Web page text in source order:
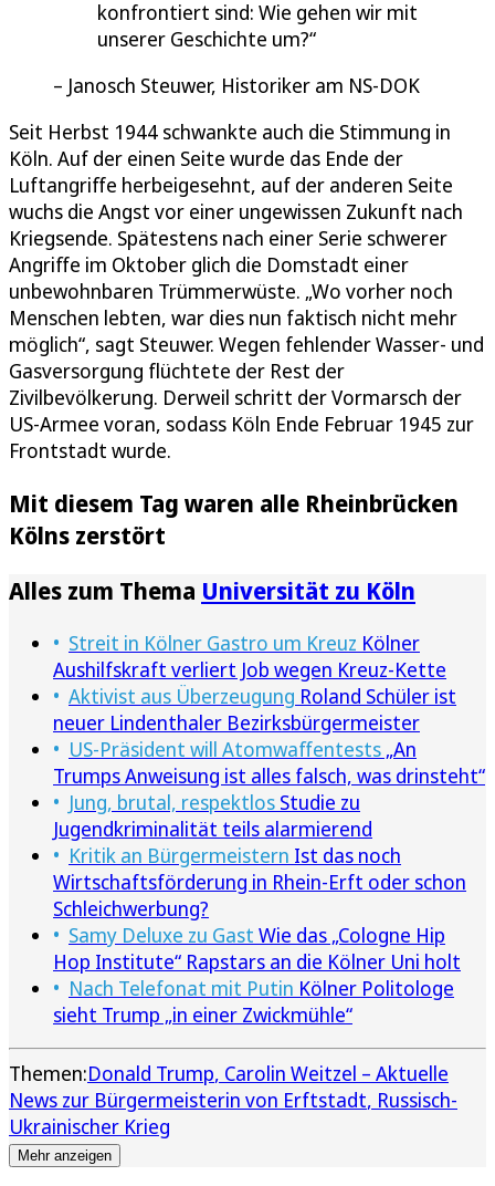
konfrontiert sind: Wie gehen wir mit
unserer Geschichte um?
Janosch Steuwer, Historiker am NS-DOK
Seit Herbst 1944 schwankte auch die Stimmung in
Köln. Auf der einen Seite wurde das Ende der
Luftangriffe herbeigesehnt, auf der anderen Seite
wuchs die Angst vor einer ungewissen Zukunft nach
Kriegsende. Spätestens nach einer Serie schwerer
Angriffe im Oktober glich die Domstadt einer
unbewohnbaren Trümmerwüste. „Wo vorher noch
Menschen lebten, war dies nun faktisch nicht mehr
möglich“, sagt Steuwer. Wegen fehlender Wasser- und
Gasversorgung flüchtete der Rest der
Zivilbevölkerung. Derweil schritt der Vormarsch der
US-Armee voran, sodass Köln Ende Februar 1945 zur
Frontstadt wurde.
Mit diesem Tag waren alle Rheinbrücken
Kölns zerstört
Alles zum Thema Universität zu Köln
Streit in Kölner Gastro um Kreuz Kölner
Aushilfskraft verliert Job wegen Kreuz-Kette
Aktivist aus Überzeugung Roland Schüler ist
neuer Lindenthaler Bezirksbürgermeister
US-Präsident will Atomwaffentests „An
Trumps Anweisung ist alles falsch, was drinsteht“
Jung, brutal, respektlos Studie zu
Jugendkriminalität teils alarmierend
Kritik an Bürgermeistern Ist das noch
Wirtschaftsförderung in Rhein-Erft oder schon
Schleichwerbung?
Samy Deluxe zu Gast Wie das „Cologne Hip
Hop Institute“ Rapstars an die Kölner Uni holt
Nach Telefonat mit Putin Kölner Politologe
sieht Trump „in einer Zwickmühle“
Themen:Donald Trump Carolin Weitzel – Aktuelle
News zur Bürgermeisterin von Erftstadt Russisch-
Ukrainischer Krieg
Mehr anzeigen